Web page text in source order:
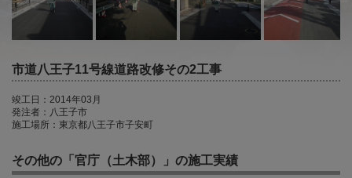
市道八王子11号線道路改修その2工事
竣工日：2014年03月
発注者：八王子市
施工場所：東京都八王子市子安町
その他の「官庁（土木部）」の施工実績